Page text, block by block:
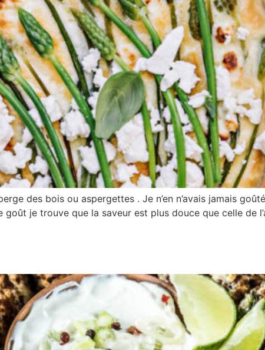
des bois ou aspergettes . Je n’en n’avais jamais
goût je trouve que la saveur est plus douce que celle de